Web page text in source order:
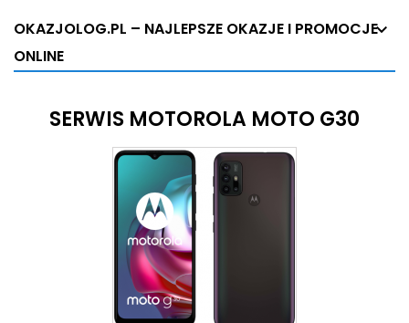
OKAZJOLOG.PL – NAJLEPSZE OKAZJE I PROMOCJE
ONLINE
SERWIS MOTOROLA MOTO G30